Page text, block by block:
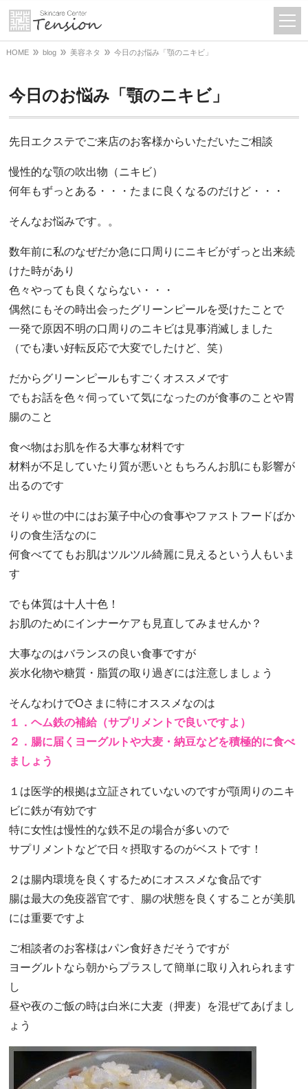
HOME blog 美容ネタ 今日のお悩み「顎のニキビ」
今日のお悩み「顎のニキビ」
先日エクステでご来店のお客様からいただいたご相談
慢性的な顎の吹出物（ニキビ）
何年もずっとある・・・たまに良くなるのだけど・・・
そんなお悩みです。。
数年前に私のなぜだか急に口周りにニキビがずっと出来続
けた時があり
色々やっても良くならない・・・
偶然にもその時出会ったグリーンピールを受けたことで
一発で原因不明の口周りのニキビは見事消滅しました
（でも凄い好転反応で大変でしたけど、笑）
だからグリーンピールもすごくオススメです
でもお話を色々伺っていて気になったのが食事のことや胃
腸のこと
食べ物はお肌を作る大事な材料です
材料が不足していたり質が悪いともちろんお肌にも影響が
出るのです
そりゃ世の中にはお菓子中心の食事やファストフードばか
りの食生活なのに
何食べててもお肌はツルツル綺麗に見えるという人もいま
す
でも体質は十人十色！
お肌のためにインナーケアも見直してみませんか？
大事なのはバランスの良い食事ですが
炭水化物や糖質・脂質の取り過ぎには注意しましょう
そんなわけでOさまに特にオススメなのは
１．ヘム鉄の補給（サプリメントで良いですよ）
２．腸に届くヨーグルトや大麦・納豆などを積極的に食べ
ましょう
１は医学的根拠は立証されていないのですが顎周りのニキ
ビに鉄が有効です
特に女性は慢性的な鉄不足の場合が多いので
サプリメントなどで日々摂取するのがベストです！
２は腸内環境を良くするためにオススメな食品です
腸は最大の免疫器官です、腸の状態を良くすることが美肌
には重要ですよ
ご相談者のお客様はパン食好きだそうですが
ヨーグルトなら朝からプラスして簡単に取り入れられます
し
昼や夜のご飯の時は白米に大麦（押麦）を混ぜてあげまし
ょう